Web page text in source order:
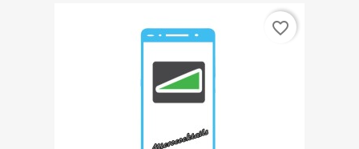
favorite_border